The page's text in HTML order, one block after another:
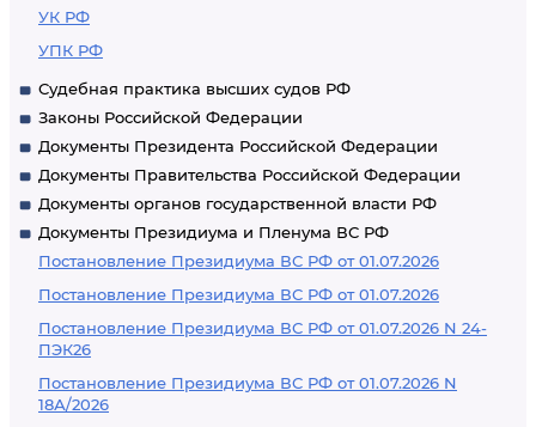
УК РФ
УПК РФ
Судебная практика высших судов РФ
Законы Российской Федерации
Документы Президента Российской Федерации
Документы Правительства Российской Федерации
Документы органов государственной власти РФ
Документы Президиума и Пленума ВС РФ
Постановление Президиума ВС РФ от 01.07.2026
Постановление Президиума ВС РФ от 01.07.2026
Постановление Президиума ВС РФ от 01.07.2026 N 24-
ПЭК26
Постановление Президиума ВС РФ от 01.07.2026 N
18А/2026